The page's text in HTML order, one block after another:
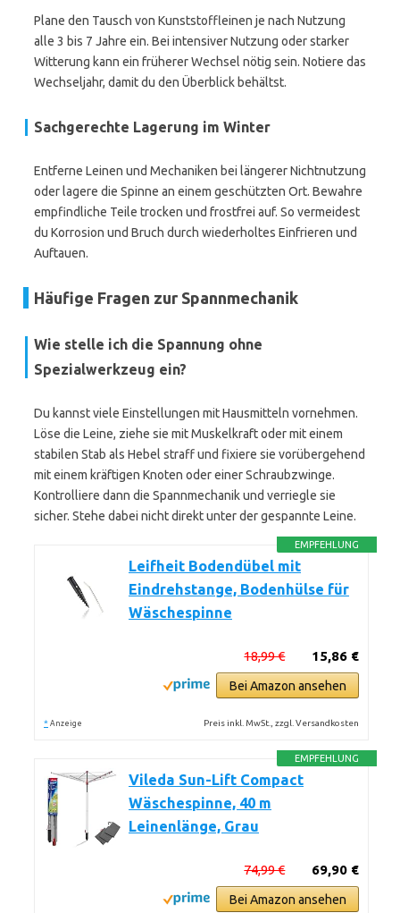
Plane den Tausch von Kunststoffleinen je nach Nutzung
alle 3 bis 7 Jahre ein. Bei intensiver Nutzung oder starker
Witterung kann ein früherer Wechsel nötig sein. Notiere das
Wechseljahr, damit du den Überblick behältst.
Sachgerechte Lagerung im Winter
Entferne Leinen und Mechaniken bei längerer Nichtnutzung
oder lagere die Spinne an einem geschützten Ort. Bewahre
empfindliche Teile trocken und frostfrei auf. So vermeidest
du Korrosion und Bruch durch wiederholtes Einfrieren und
Auftauen.
Häufige Fragen zur Spannmechanik
Wie stelle ich die Spannung ohne
Spezialwerkzeug ein?
Du kannst viele Einstellungen mit Hausmitteln vornehmen.
Löse die Leine, ziehe sie mit Muskelkraft oder mit einem
stabilen Stab als Hebel straff und fixiere sie vorübergehend
mit einem kräftigen Knoten oder einer Schraubzwinge.
Kontrolliere dann die Spannmechanik und verriegle sie
sicher. Stehe dabei nicht direkt unter der gespannte Leine.
EMPFEHLUNG
Leifheit Bodendübel mit
Eindrehstange, Bodenhülse für
Wäschespinne
15,86 €
18,99 €
Bei Amazon ansehen
* Anzeige Preis inkl. MwSt., zzgl. Versandkosten
EMPFEHLUNG
Vileda Sun-Lift Compact
Wäschespinne, 40 m
Leinenlänge, Grau
69,90 €
74,99 €
Bei Amazon ansehen